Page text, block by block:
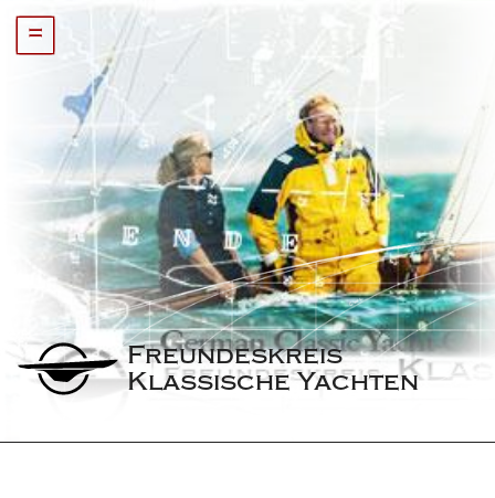
=
Freundeskreis
Klassische Yachten